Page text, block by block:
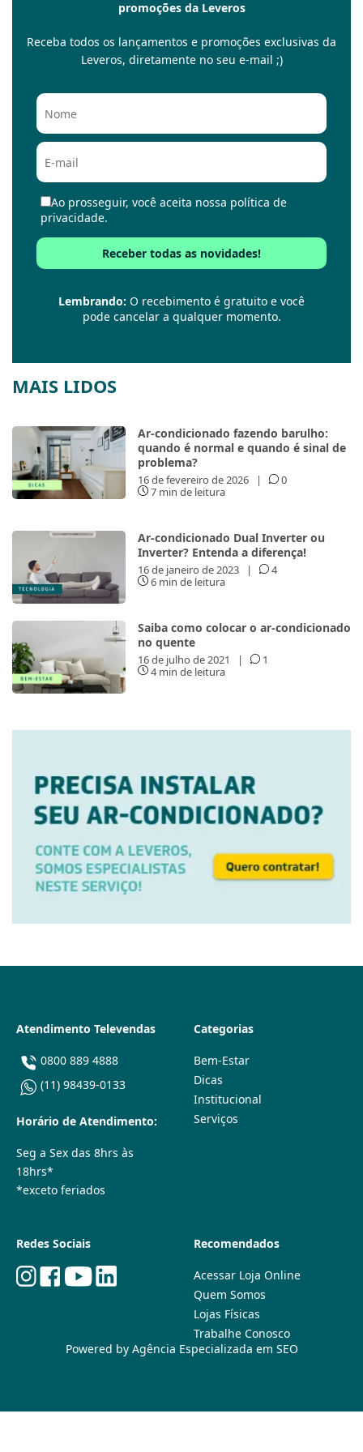
promoções da Leveros
Receba todos os lançamentos e promoções exclusivas da
Leveros, diretamente no seu e-mail ;)
Ao prosseguir, você aceita nossa política de
privacidade.
Lembrando: O recebimento é gratuito e você
pode cancelar a qualquer momento.
MAIS LIDOS
Ar-condicionado fazendo barulho:
quando é normal e quando é sinal de
problema?
16 de fevereiro de 2026 |
0
7 min de leitura
Ar-condicionado Dual Inverter ou
Inverter? Entenda a diferença!
16 de janeiro de 2023 |
4
6 min de leitura
Saiba como colocar o ar-condicionado
no quente
16 de julho de 2021 |
1
4 min de leitura
Atendimento Televendas
0800 889 4888
(11) 98439-0133
Horário de Atendimento:
Seg a Sex das 8hrs às
18hrs*
*exceto feriados
Categorias
Bem-Estar
Dicas
Institucional
Serviços
Redes Sociais Recomendados
Acessar Loja Online
Quem Somos
Lojas Físicas
Trabalhe Conosco
Powered by Agência Especializada em SEO